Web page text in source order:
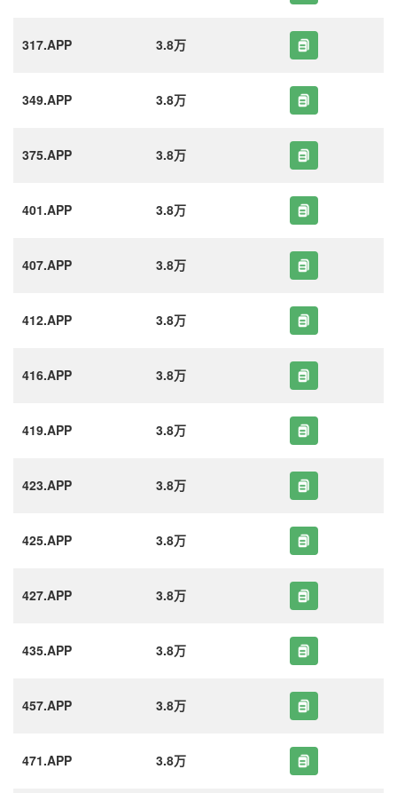
317.APP 3.8万
349.APP 3.8万
375.APP 3.8万
401.APP 3.8万
407.APP 3.8万
412.APP 3.8万
416.APP 3.8万
419.APP 3.8万
423.APP 3.8万
425.APP 3.8万
427.APP 3.8万
435.APP 3.8万
457.APP 3.8万
471.APP 3.8万